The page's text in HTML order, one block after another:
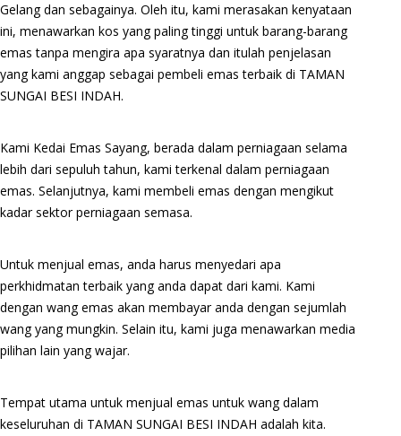
Gelang dan sebagainya. Oleh itu, kami merasakan kenyataan
ini, menawarkan kos yang paling tinggi untuk barang-barang
emas tanpa mengira apa syaratnya dan itulah penjelasan
yang kami anggap sebagai pembeli emas terbaik di TAMAN
SUNGAI BESI INDAH.
Kami Kedai Emas Sayang, berada dalam perniagaan selama
lebih dari sepuluh tahun, kami terkenal dalam perniagaan
emas. Selanjutnya, kami membeli emas dengan mengikut
kadar sektor perniagaan semasa.
Untuk menjual emas, anda harus menyedari apa
perkhidmatan terbaik yang anda dapat dari kami. Kami
dengan wang emas akan membayar anda dengan sejumlah
wang yang mungkin. Selain itu, kami juga menawarkan media
pilihan lain yang wajar.
Tempat utama untuk menjual emas untuk wang dalam
keseluruhan di TAMAN SUNGAI BESI INDAH adalah kita.